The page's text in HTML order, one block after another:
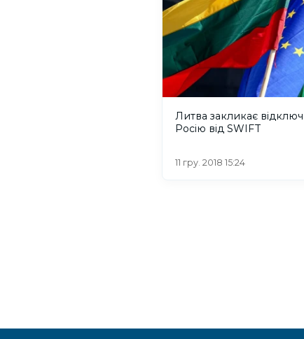
Литва закликає
Росію від SWIFT
11 гру. 2018 15:24